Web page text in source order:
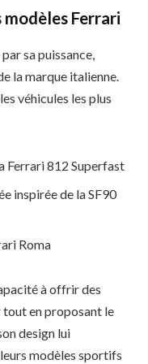
modèles Ferrari
sa puissance,
la marque italienne.
véhicules les plus
Ferrari 812 Superfast
inspirée de la SF90
Roma
à offrir des
tout en proposant le
design lui
modèles sportifs